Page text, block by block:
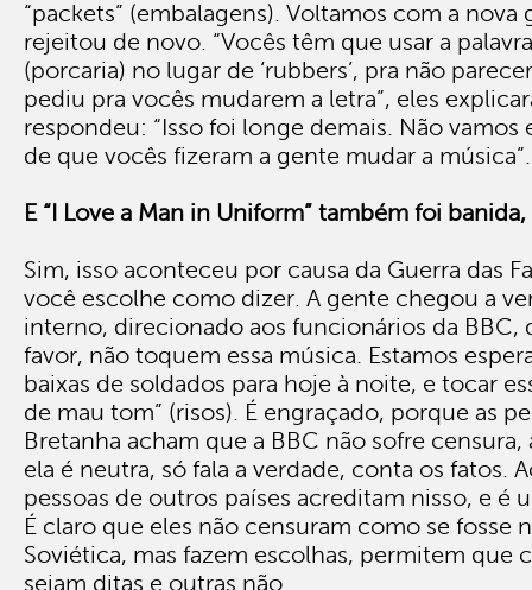
“packets” (embalagens). Voltamos com a nova
rejeitou de novo. “Vocês têm que usar a palavra
(porcaria) no lugar de ‘rubbers’, pra não
pediu pra vocês mudarem a letra”, eles
respondeu: “Isso foi longe demais. Não vamos
de que vocês fizeram a gente mudar a música”.
E “I Love a Man in Uniform” também foi banida,
Sim, isso aconteceu por causa da Guerra das
você escolhe como dizer. A gente chegou a
interno, direcionado aos funcionários da BBC,
favor, não toquem essa música. Estamos
baixas de soldados para hoje à noite, e tocar
de mau tom” (risos). É engraçado, porque as
Bretanha acham que a BBC não sofre
ela é neutra, só fala a verdade, conta os fatos.
pessoas de outros países acreditam nisso, e é
É claro que eles não censuram como se fosse
Soviética, mas fazem escolhas, permitem que
sejam ditas e outras não.